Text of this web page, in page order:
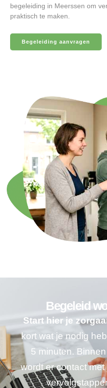
begeleiding in Meerssen om
praktisch te maken.
Begeleiding aanvragen
Begeleid
Start hier je
kort wat je nodig
5 minuten.
wordt er contact